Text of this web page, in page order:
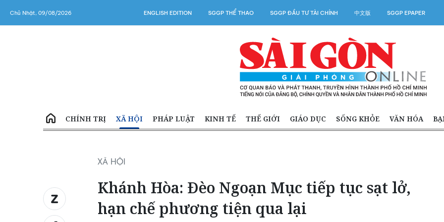
Chủ Nhật, 09/08/2026 ENGLISH EDITION SGGP THỂ THAO SGGP ĐẦU TƯ TÀI CHÍNH 中文版 SGGP EPAPER
CHÍNH TRỊ XÃ HỘI PHÁP LUẬT KINH TẾ THẾ GIỚI GIÁO DỤC SỐNG KHỎE VĂN HÓA
XÃ HỘI
Khánh Hòa: Đèo Ngoạn Mục tiếp tục sạt lở,
hạn chế phương tiện qua lại